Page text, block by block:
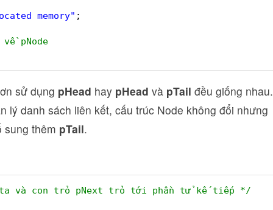
memory" ;
pNode
sử dụng pHead hay pHead và pTail đều giống nhau.
lý danh sách liên kết, cấu trúc Node không đổi nhưng
sung thêm pTail.
và con trỏ pNext trỏ tới phần tử kế tiếp */